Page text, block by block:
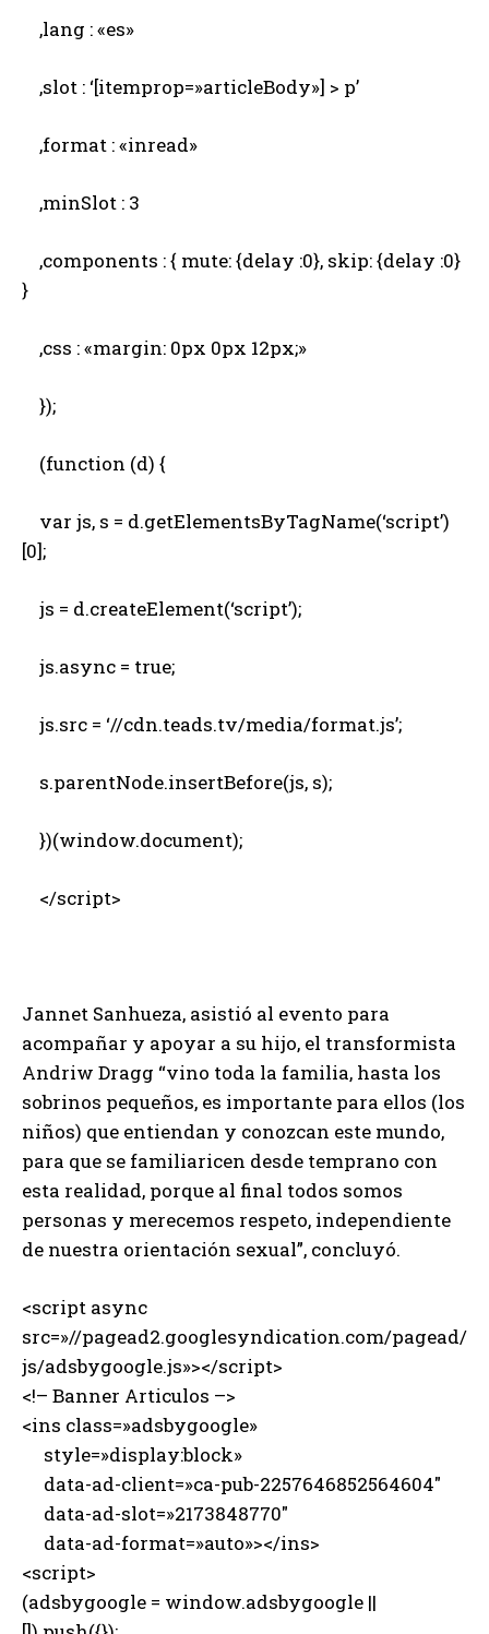
,lang : «es»
,slot : ‘[itemprop=»articleBody»] > p’
,format : «inread»
,minSlot : 3
,components : { mute: {delay :0}, skip: {delay :0}
}
,css : «margin: 0px 0px 12px;»
});
(function (d) {
var js, s = d.getElementsByTagName(‘script’)
[0];
js = d.createElement(‘script’);
js.async = true;
js.src = ‘//cdn.teads.tv/media/format.js’;
s.parentNode.insertBefore(js, s);
})(window.document);
</script>
Jannet Sanhueza, asistió al evento para
acompañar y apoyar a su hijo, el transformista
Andriw Dragg “vino toda la familia, hasta los
sobrinos pequeños, es importante para ellos (los
niños) que entiendan y conozcan este mundo,
para que se familiaricen desde temprano con
esta realidad, porque al final todos somos
personas y merecemos respeto, independiente
de nuestra orientación sexual”, concluyó.
<script async
src=»//pagead2.googlesyndication.com/pagead/
js/adsbygoogle.js»></script>
<!– Banner Articulos –>
<ins class=»adsbygoogle»
style=»display:block»
data-ad-client=»ca-pub-2257646852564604″
data-ad-slot=»2173848770″
data-ad-format=»auto»></ins>
<script>
(adsbygoogle = window.adsbygoogle ||